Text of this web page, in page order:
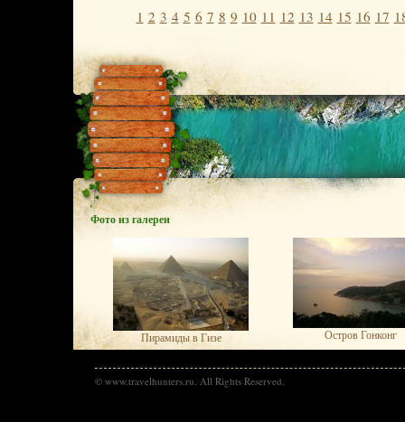
1 2 3 4 5 6 7 8 9 10 11 12 13 14 15 16 17
Фото из галереи
Пирамиды в Гизе Остров Гонконг
© www.travelhunters.ru. All Rights Reserved.